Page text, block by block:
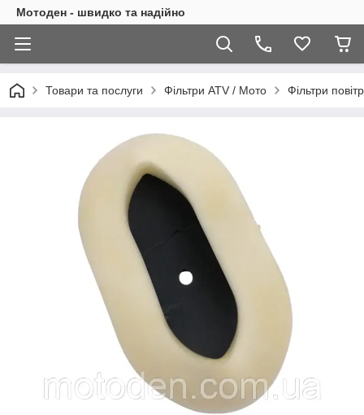
Мотоден - швидко та надійно
Товари та послуги Фільтри ATV / Мото Фільтри